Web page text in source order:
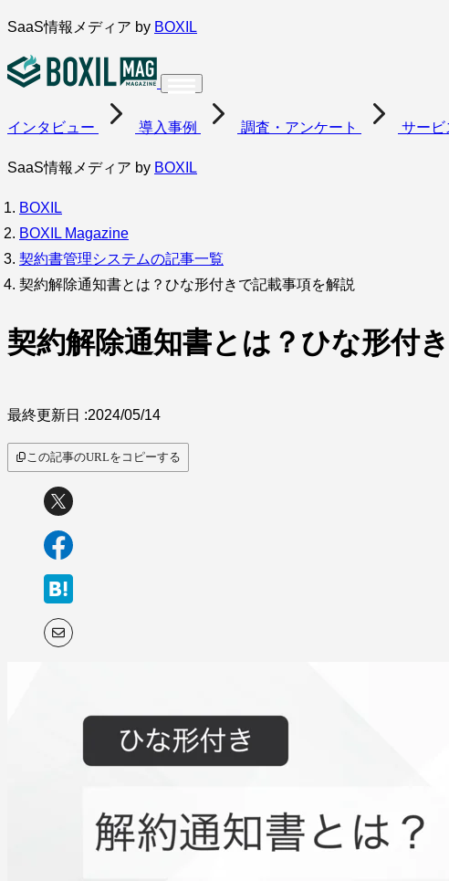
内
を
キ
SaaS情報メディア by BOXIL
インタビュー 導入事例 調査・アンケート サービ
SaaS情報メディア by BOXIL
BOXIL
BOXIL Magazine
契約書管理システムの記事一覧
契約解除通知書とは？ひな形付きで記載事項を解説
契約解除通知書とは？ひな形付
最終更新日 :2024/05/14
この記事のURLをコピーする